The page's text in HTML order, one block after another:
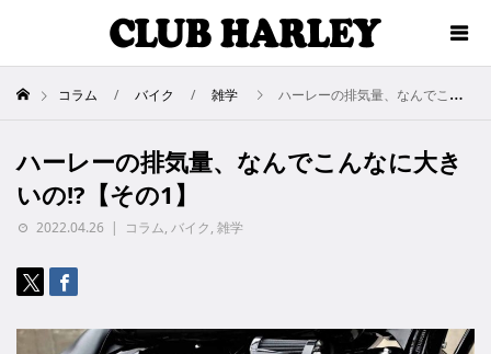
コラム バイク 雑学 ハーレーの排気量、なんでこんなに大きいの!?【その1】
ハーレーの排気量、なんでこんなに大き
いの!?【その1】
2022.04.26 コラム, バイク, 雑学